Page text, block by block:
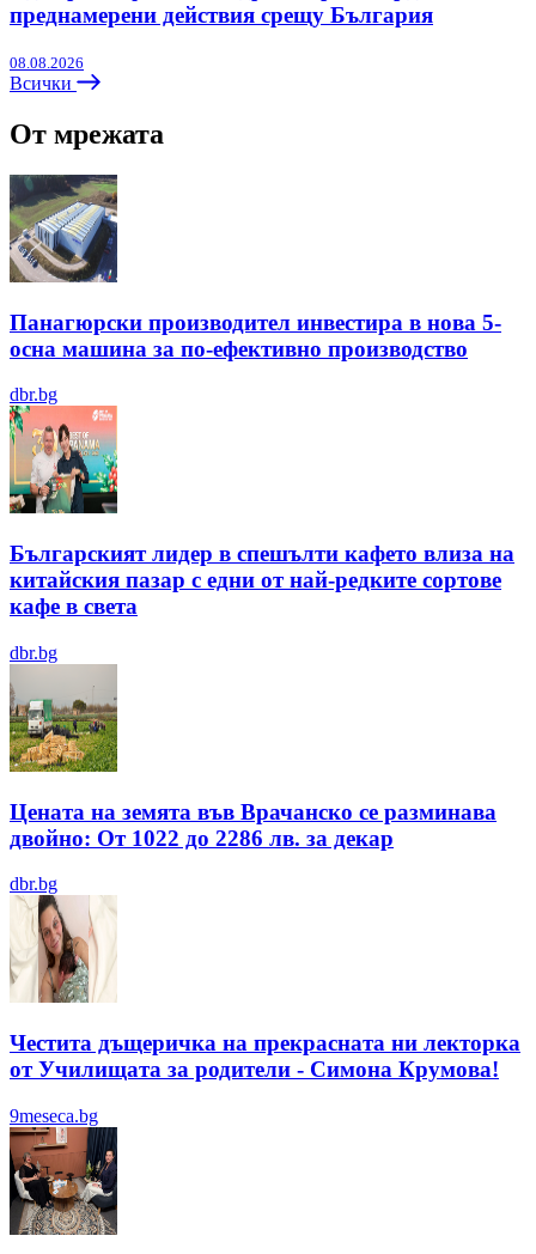
преднамерени действия срещу България
08.08.2026
Всички
От мрежата
Панагюрски производител инвестира в нова 5-
осна машина за по-ефективно производство
dbr.bg
Българският лидер в спешълти кафето влиза на
китайския пазар с едни от най-редките сортове
кафе в света
dbr.bg
Цената на земята във Врачанско се разминава
двойно: От 1022 до 2286 лв. за декар
dbr.bg
Честита дъщеричка на прекрасната ни лекторка
от Училищата за родители - Симона Крумова!
9meseca.bg